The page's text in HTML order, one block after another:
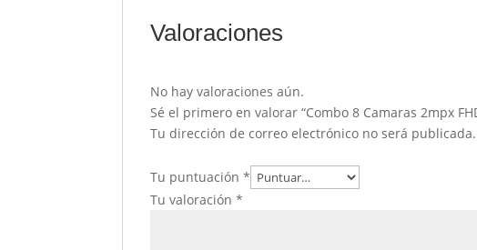
Valoraciones
No hay valoraciones aún.
Sé el primero en valorar “Combo 8 Camaras 2mpx
Tu dirección de correo electrónico no será publicada.
Tu puntuación*
Tu valoración*